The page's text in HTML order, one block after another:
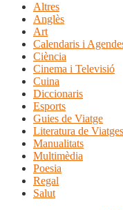
Altres
Anglès
Art
Calendaris i
Ciència
Cinema i Televisió
Cuina
Diccionaris
Esports
Guies de Viatge
Literatura de Viatges
Manualitats
Multimèdia
Poesia
Regal
Salut